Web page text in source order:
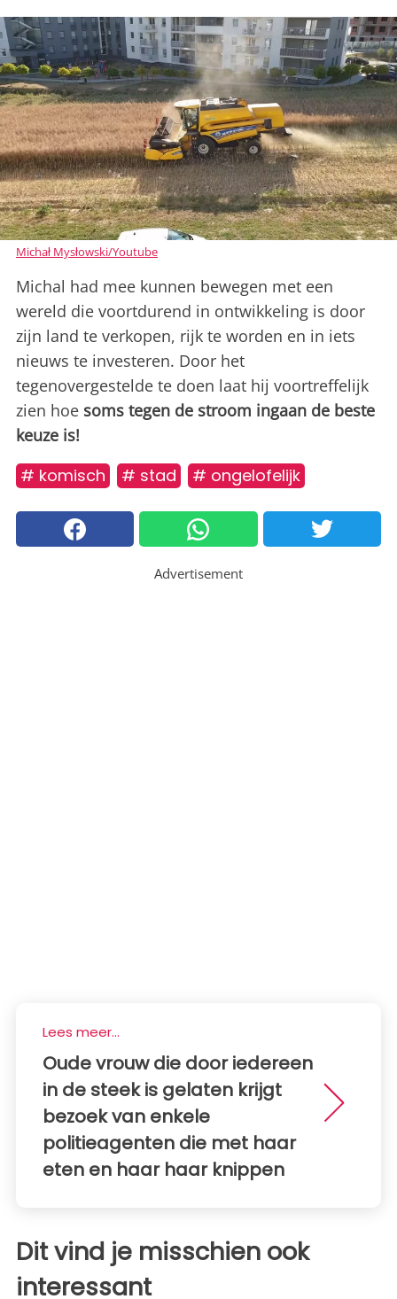
Michał Mysłowski/Youtube
Michal had mee kunnen bewegen met een
wereld die voortdurend in ontwikkeling is door
zijn land te verkopen, rijk te worden en in iets
nieuws te investeren. Door het
tegenovergestelde te doen laat hij voortreffelijk
zien hoe soms tegen de stroom ingaan de beste
keuze is!
# komisch # stad # ongelofelijk
Advertisement
Lees meer...
Oude vrouw die door iedereen
in de steek is gelaten krijgt
bezoek van enkele
politieagenten die met haar
eten en haar haar knippen
Dit vind je misschien ook
interessant